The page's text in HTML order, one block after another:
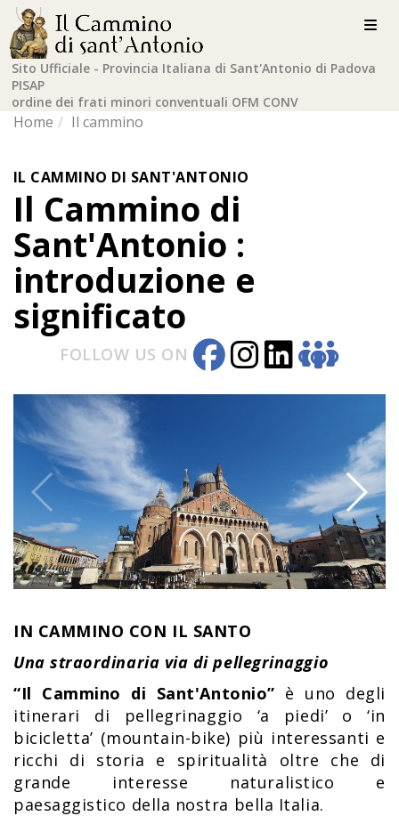
Sito Ufficiale - Provincia Italiana di Sant'Antonio di Padova
PISAP
ordine dei frati minori conventuali OFM CONV
Home Il cammino
IL CAMMINO DI SANT'ANTONIO
Il Cammino di
Sant'Antonio :
introduzione e
significato
FOLLOW US ON
IN CAMMINO CON IL SANTO
Una straordinaria via di pellegrinaggio
“Il Cammino di Sant'Antonio” è uno degli
itinerari di pellegrinaggio ‘a piedi’ o ‘in
bicicletta’ (mountain-bike) più interessanti e
ricchi di storia e spiritualità oltre che di
grande interesse naturalistico e
paesaggistico della nostra bella Italia.